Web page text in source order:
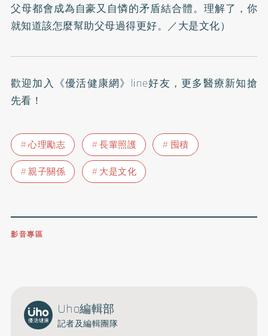
父母都會成為自豪又自憐的矛盾結合體。理解了，你
就知道該怎麼幫助父母過得更好。 ／大是文化）
歡迎加入 《優活健康網》line好友 ，更多醫療新知搶
先看！
心理勵志 長輩照護
囤積
親子關係
大是文化
影音專區
Uho編輯部
記者及編輯團隊